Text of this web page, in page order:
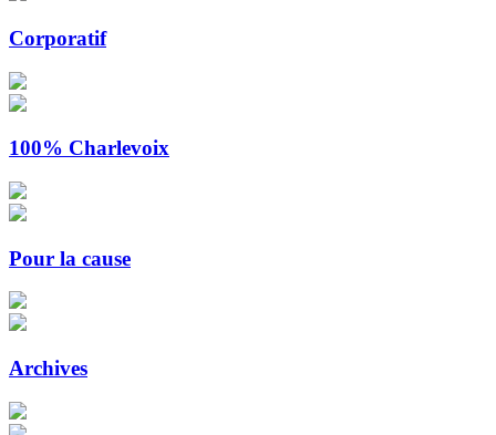
Corporatif
100% Charlevoix
Pour la cause
Archives